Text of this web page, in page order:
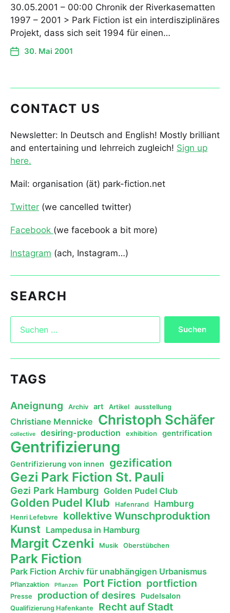
30.05.2001 – 00:00 Chronik der Riverkasematten
1997 – 2001 > Park Fiction ist ein interdisziplinäres
Projekt, dass sich seit 1994 für einen…
30. Mai 2001
CONTACT US
Newsletter: In Deutsch and English! Mostly brilliant
and entertaining und lehrreich zugleich! Sign up
here.
Mail: organisation (ät) park-fiction.net
Twitter (we cancelled twitter)
Facebook (we facebook a bit more)
Instagram (ach, Instagram…)
SEARCH
TAGS
Aneignung Archiv art Artikel ausstellung
Christiane Mennicke Christoph Schäfer
collective desiring-production exhibition gentrification
Gentrifizierung
Gentrifizierung von innen gezification
Gezi Park Fiction St. Pauli
Gezi Park Hamburg Golden Pudel Club
Golden Pudel Klub Hafenrand Hamburg
Henri Lefebvre kollektive Wunschproduktion
Kunst Lampedusa in Hamburg
Margit Czenki Musik Oberstübchen
Park Fiction
Park Fiction Archiv für unabhängigen Urbanismus
Pflanzaktion Pflanzen Port Fiction portfiction
Presse production of desires Pudelsalon
Qualifizierung Hafenkante Recht auf Stadt